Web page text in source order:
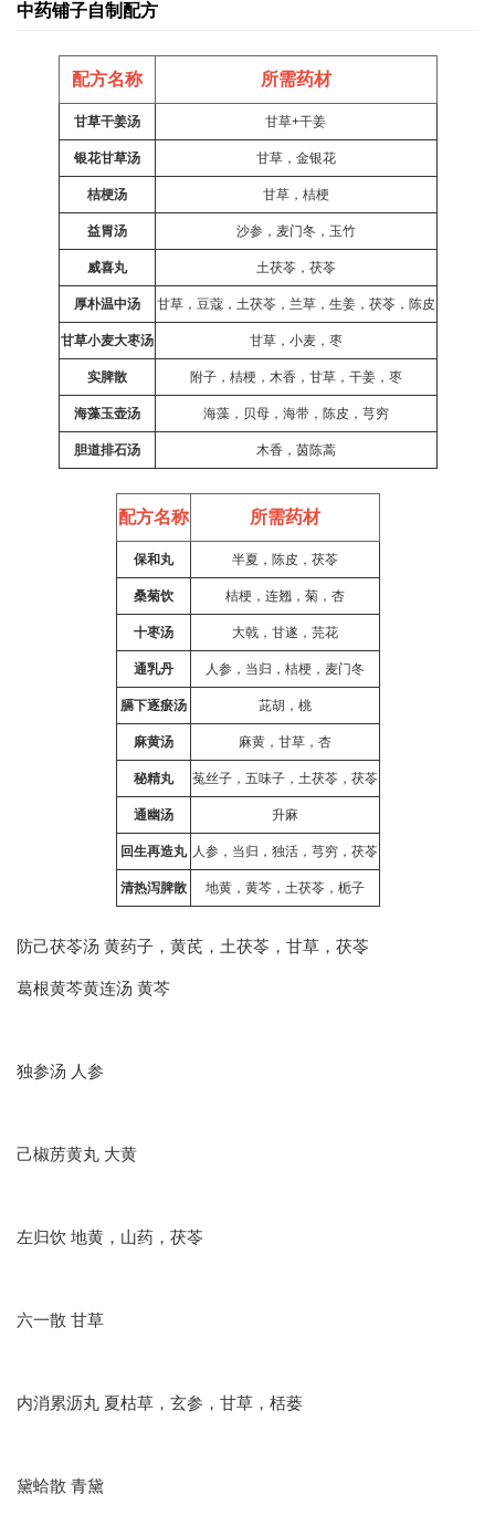
中药铺子自制配方
配方名称 所需药材
甘草干姜汤 甘草+干姜
银花甘草汤 甘草，金银花
桔梗汤 甘草，桔梗
益胃汤 沙参，麦门冬，玉竹
威喜丸 土茯苓，茯苓
厚朴温中汤 甘草，豆蔻，土茯苓，兰草，生姜，茯苓，陈皮
甘草小麦大枣汤 甘草，小麦，枣
实脾散 附子，桔梗，木香，甘草，干姜，枣
海藻玉壶汤 海藻，贝母，海带，陈皮，芎穷
胆道排石汤 木香，茵陈蒿
配方名称 所需药材
保和丸 半夏，陈皮，茯苓
桑菊饮 桔梗，连翘，菊，杏
十枣汤 大戟，甘遂，芫花
通乳丹 人参，当归，桔梗，麦门冬
膈下逐瘀汤 茈胡，桃
麻黄汤 麻黄，甘草，杏
秘精丸 菟丝子，五味子，土茯苓，茯苓
通幽汤 升麻
回生再造丸 人参，当归，独活，芎穷，茯苓
清热泻脾散 地黄，黄芩，土茯苓，栀子
防己茯苓汤 黄药子，黄芪，土茯苓，甘草，茯苓
葛根黄芩黄连汤 黄芩
独参汤 人参
己椒苈黄丸 大黄
左归饮 地黄，山药，茯苓
六一散 甘草
内消累沥丸 夏枯草，玄参，甘草，栝蒌
黛蛤散 青黛